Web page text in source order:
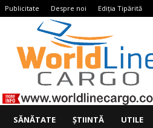
Publicitate Despre noi Ediția Tipărită
SĂNĂTATE ȘTIINTĂ UTILE